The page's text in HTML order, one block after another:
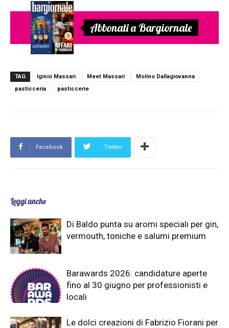
Abbonati a Bargiornale
TAG Iginio Massari Meet Massari
Molino Dallagiovanna
pasticceria
pasticcerie
Facebook Twitter
Leggi anche
Di Baldo punta su aromi speciali per gin,
vermouth, toniche e salumi premium
Barawards 2026: candidature aperte
fino al 30 giugno per professionisti e
locali
Le dolci creazioni di Fabrizio Fiorani per